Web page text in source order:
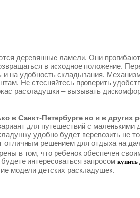
деревянные ламели. Они
в исходное положение.
и на удобность складывания.
Не стесняйтесь проверить
раскладушки – вызывать
в Санкт-Петербурге но и в других
для путешествий с маленькими
удобно будет перевозить не
отличным решением для отдыха на
в том, что ребенок обеспечен
интересоваться запросом купить
модели детских раскладушек.